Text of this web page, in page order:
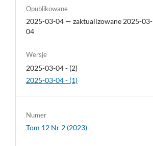
Opublikowane
2025-03-04 — zaktualizowane 2025-03-
04
Wersje
2025-03-04 - (2)
2025-03-04 - (1)
Numer
Tom 12 Nr 2 (2023)